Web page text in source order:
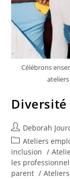
Célébrons
Deborah
Ateliers
inclusion /
les
parent /